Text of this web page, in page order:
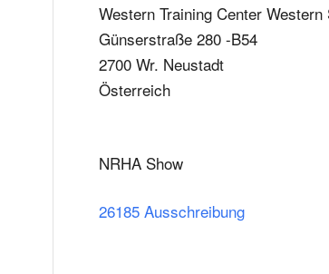
Western Training Center Western
Günserstraße 280 -B54
2700 Wr. Neustadt
Österreich
NRHA Show
26185 Ausschreibung